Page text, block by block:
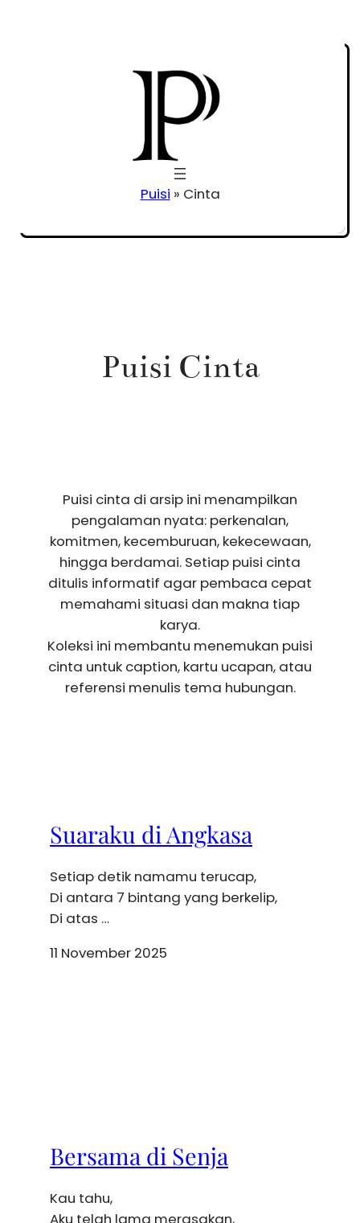
Puisi » Cinta
Puisi Cinta
Puisi cinta di arsip ini menampilkan
pengalaman nyata: perkenalan,
komitmen, kecemburuan, kekecewaan,
hingga berdamai. Setiap puisi cinta
ditulis informatif agar pembaca cepat
memahami situasi dan makna tiap
karya.
Koleksi ini membantu menemukan puisi
cinta untuk caption, kartu ucapan, atau
referensi menulis tema hubungan.
Suaraku di Angkasa
Setiap detik namamu terucap,
Di antara 7 bintang yang berkelip,
Di atas …
11 November 2025
Bersama di Senja
Kau tahu,